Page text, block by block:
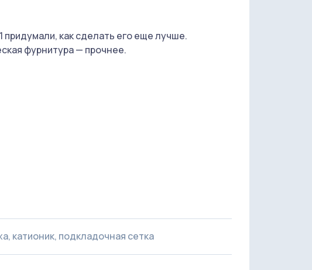
придумали, как сделать его еще лучше.
фурнитура — прочнее.
для ноутбука или планшета. Боковое
и зарядки. Оно сделано таким образом,
карты или пропуска. Если захочется
размещенная между лямок.
катионик, подкладочная сетка